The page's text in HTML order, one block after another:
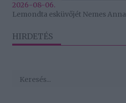
2026-08-06.
Lemondta esküvőjét Nemes Anna
HIRDETÉS